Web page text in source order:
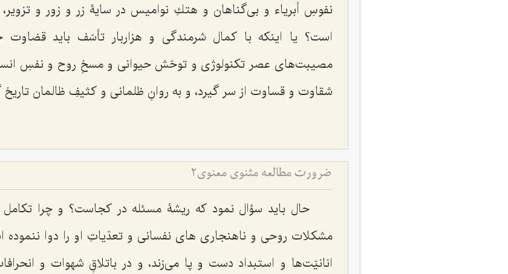
نفوسِ أبرياء و بى‌گناهان و هتكِ نواميس در سايۀ زر و زور و
است؟ يا اينكه با كمال شرمندگى و هزاربار تأسّف بايد
مصيبت‌هاى عصر تكنولوژى و توحّش حيوانى و مسخِ روح و نفسِ
شقاوت و قساوت از سر گيرد، و به روانِ ظلمانى و كثيفِ ظالمان
ضرورت مطالعه مثنوی معنوی2
حال بايد سؤال نمود كه ريشۀ مسئله در كجاست؟ و چرا تكامل
مشكلات روحى و ناهنجارى ‌هاى نفسانى و تعدّياتِ او را دوا
انانيّت‌ها و استبداد دست و پا مى‌زند، و در باتلاقِ شهوات و